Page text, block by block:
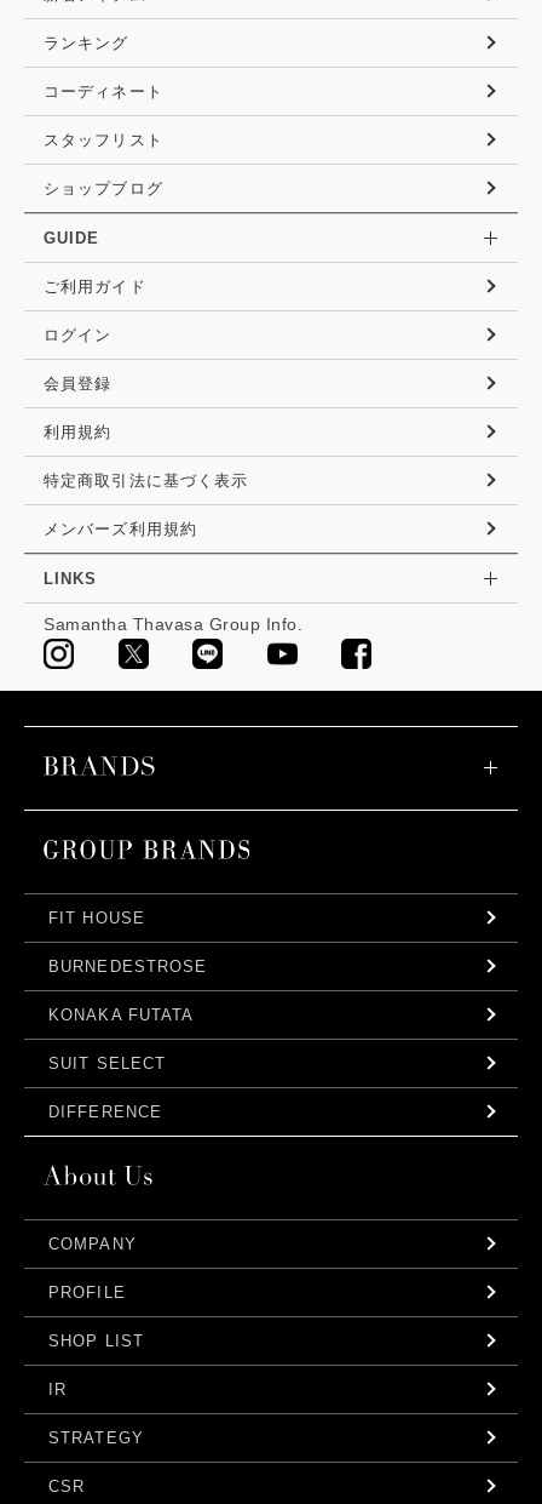
ランキング
コーディネート
スタッフリスト
ショップブログ
GUIDE
ご利用ガイド
ログイン
会員登録
利用規約
特定商取引法に基づく表示
メンバーズ利用規約
LINKS
Samantha Thavasa Group Info.
FIT HOUSE
BURNEDESTROSE
KONAKA FUTATA
SUIT SELECT
DIFFERENCE
COMPANY
PROFILE
SHOP LIST
IR
STRATEGY
CSR